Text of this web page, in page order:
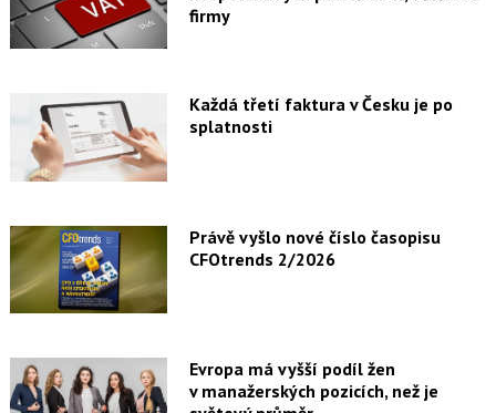
firmy
Každá třetí faktura v Česku je po
splatnosti
Právě vyšlo nové číslo časopisu
CFOtrends 2/2026
Evropa má vyšší podíl žen
v manažerských pozicích, než je